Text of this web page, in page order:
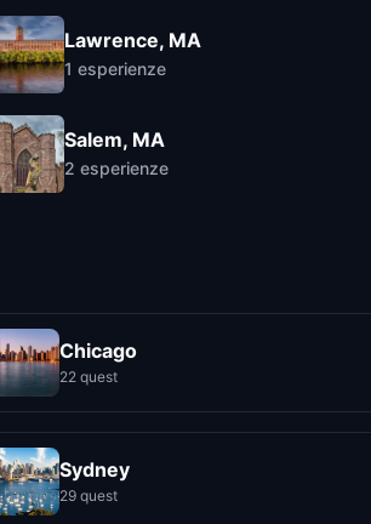
Lawrence, MA
1 esperienze
Salem, MA
2 esperienze
Chicago
22 quest
Sydney
29 quest